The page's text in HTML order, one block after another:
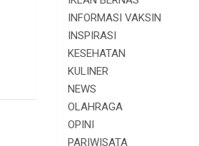
INFORMASI VAKSIN
INSPIRASI
KESEHATAN
KULINER
NEWS
OLAHRAGA
OPINI
PARIWISATA